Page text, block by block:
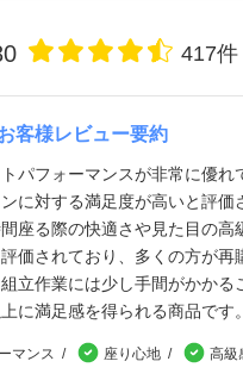
417件
客様レビュー要約
パフォーマンスが非常に優れ
に対する満足度が高いと評価
座る際の快適さや見た目の高
価されており、多くの方が再
立作業には少し手間がかかる
に満足感を得られる商品です。
マンス 座り心地
高級